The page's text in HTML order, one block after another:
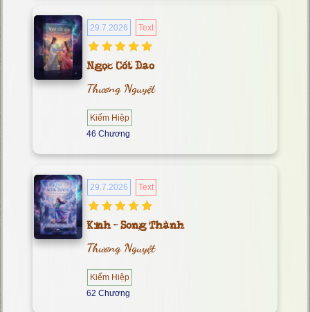
29.7.2026 Text
Ngọc Cốt Dao
Thương Nguyệt
Kiếm Hiệp
46 Chương
29.7.2026 Text
Kính - Song Thành
Thương Nguyệt
Kiếm Hiệp
62 Chương